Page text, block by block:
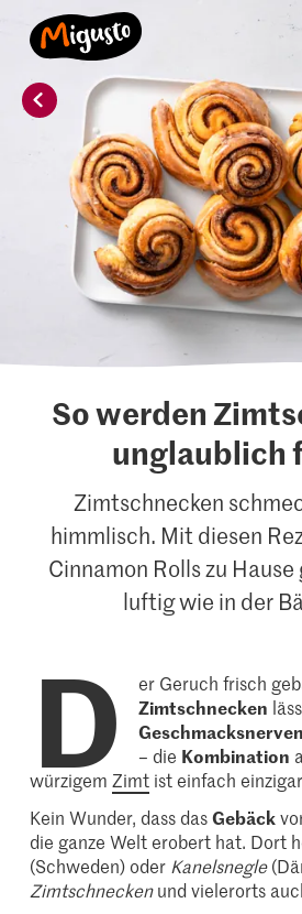
So werden
unglaublich
Zimtschnecken
himmlisch. Mit diesen
Cinnamon Rolls zu Hause
luftig wie in der
D
er Geruch frisch
Zimtschnecken
Geschmacksnerven
– die Kombination
würzigemZimt ist einfach
Kein Wunder, dass dasGebäck
die ganze Welt erobert hat. Dort
(Schweden) oder Kanelsnegle
Zimtschneckenund vielerorts